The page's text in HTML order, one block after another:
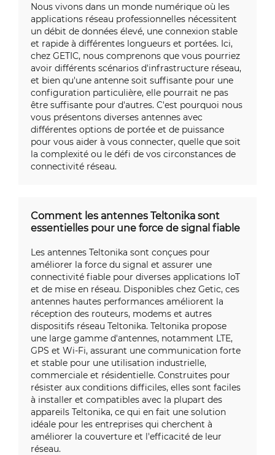
Nous vivons dans un monde numérique où les
applications réseau professionnelles nécessitent
un débit de données élevé, une connexion stable
et rapide à différentes longueurs et portées. Ici,
chez GETIC, nous comprenons que vous pourriez
avoir différents scénarios d'infrastructure réseau,
et bien qu'une antenne soit suffisante pour une
configuration particulière, elle pourrait ne pas
être suffisante pour d'autres. C'est pourquoi nous
vous présentons diverses antennes avec
différentes options de portée et de puissance
pour vous aider à vous connecter, quelle que soit
la complexité ou le défi de vos circonstances de
connectivité réseau.
Comment les antennes Teltonika sont
essentielles pour une force de signal fiable
Les antennes Teltonika sont conçues pour
améliorer la force du signal et assurer une
connectivité fiable pour diverses applications IoT
et de mise en réseau. Disponibles chez Getic, ces
antennes hautes performances améliorent la
réception des routeurs, modems et autres
dispositifs réseau Teltonika. Teltonika propose
une large gamme d'antennes, notamment LTE,
GPS et Wi-Fi, assurant une communication forte
et stable pour une utilisation industrielle,
commerciale et résidentielle. Construites pour
résister aux conditions difficiles, elles sont faciles
à installer et compatibles avec la plupart des
appareils Teltonika, ce qui en fait une solution
idéale pour les entreprises qui cherchent à
améliorer la couverture et l'efficacité de leur
réseau.